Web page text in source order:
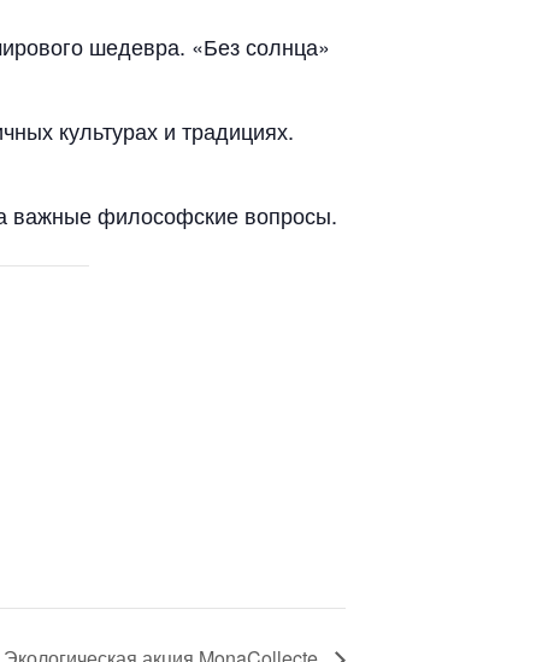
шедевра. «Без солнца»
культурах и традициях.
важные философские вопросы.